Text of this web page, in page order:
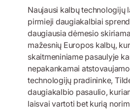
Naujausi kalbų technologijų
pirmieji daugiakalbiai
daugiausia dėmesio
mažesnių Europos kalbų,
skaitmeniniame pasaulyje
nepakankamai
technologijų pradininke,
daugiakalbio pasaulio,
laisvai vartoti bet kurią